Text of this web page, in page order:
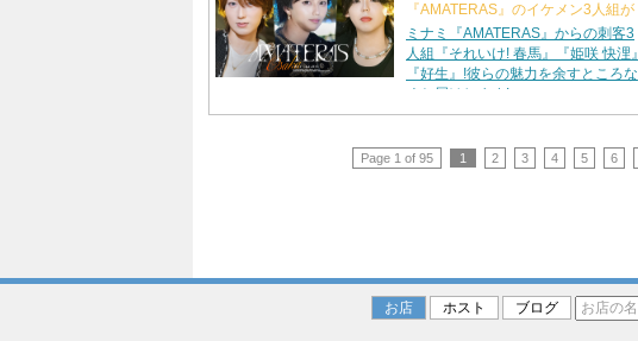
『AMATERAS』のイケメン3人組が
グラビアに登場!!
ミナミ『AMATERAS』からの刺客3
人組『それいけ! 春馬』『姫咲 快浬』
『好生』!彼らの魅力を余すところな
くお届けします!
Page 1 of 95 1 2 3 4 5 6
お店 ホスト ブログ